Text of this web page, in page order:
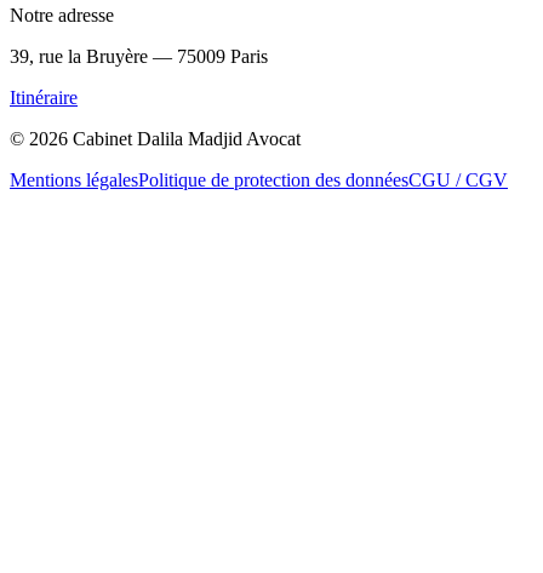
Notre adresse
39, rue la Bruyère — 75009 Paris
Itinéraire
© 2026 Cabinet Dalila Madjid Avocat
Mentions légalesPolitique de protection des donnéesCGU / CGV